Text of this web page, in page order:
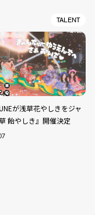
TALENT
が浅草花やしきをジャ
飴やしき』開催決定